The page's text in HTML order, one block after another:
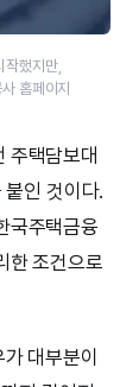
작했지만,
홈페이지
주택담보대
붙인 것이다.
국주택금융
한 조건으로
대부분이